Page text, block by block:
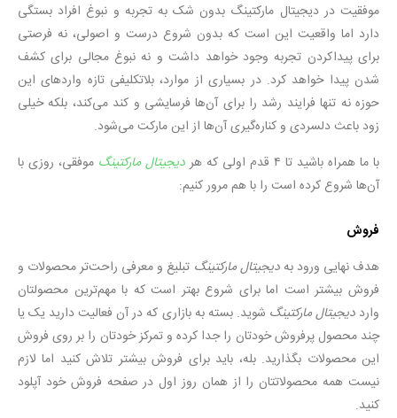
موفقیت در دیجیتال مارکتینگ بدون شک به تجربه و نبوغ افراد بستگی
دارد اما واقعیت این است که بدون شروع درست و اصولی، نه فرصتی
برای پیداکردن تجربه وجود خواهد داشت و نه نبوغ مجالی برای کشف
شدن پیدا خواهد کرد. در بسیاری از موارد، بلاتکلیفی تازه‌ واردهای این
حوزه نه تنها فرایند رشد را برای آن‌ها فرسایشی و کند می‌کند، بلکه خیلی
زود باعث دلسردی و کناره‌گیری آن‌ها از این مارکت می‌شود.
با ما همراه باشید تا ۴ قدم اولی که هر
دیجیتال مارکتینگموفقی، روزی با
آن‌ها شروع کرده است را با هم مرور کنیم:
فروش
هدف نهایی ورود به دیجیتال مارکتینگتبلیغ و معرفی راحت‌تر محصولات و
فروش بیشتر است اما برای شروع بهتر است که با مهم‌ترین محصولتان
وارد دیجیتال مارکتینگشوید. بسته به بازاری که در آن فعالیت دارید یک یا
چند محصول پرفروش خودتان را جدا کرده و تمرکز خودتان را بر روی فروش
این محصولات بگذارید. بله، باید برای فروش بیشتر تلاش کنید اما لازم
نیست همه محصولاتتان را از همان روز اول در صفحه فروش خود آپلود
کنید.